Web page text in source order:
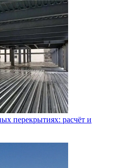
перекрытиях: расчёт и